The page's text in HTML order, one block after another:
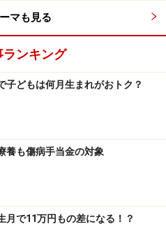
存の金融商品を保有するため
止になります
口座を開設し、金融商品
るまで非課税の恩恵を受け
ットとされていた「18歳ま
件が緩和されるため、小・
お金が必要となるタイミン
可能になったわけです。
マも見る
ランキング
子どもは何月生まれがおトク？
養も傷病手当金の対象
月で11万円もの差になる！？